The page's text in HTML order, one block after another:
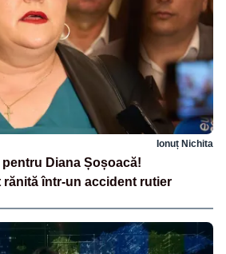
Ionuț Nichita
Diana Șoșoacă!
rănită într-un accident rutier